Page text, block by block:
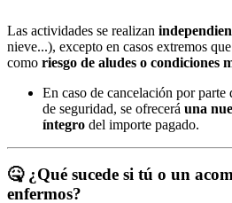
Las actividades se realizan
nieve...), excepto en casos extremos
como riesgo de aludes o condiciones
En caso de cancelación por
de seguridad, se ofrecerá una
íntegro del importe pagado.
🤒 ¿Qué sucede si tú o un
enfermos?